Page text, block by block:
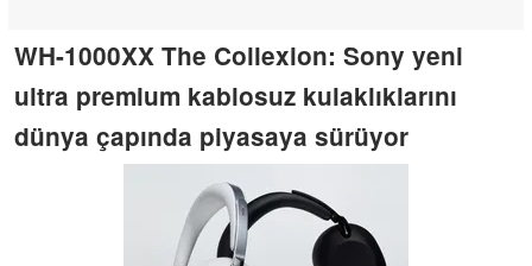
WH-1000XX The Collexion: Sony yeni
ultra premium kablosuz kulaklıklarını
dünya çapında piyasaya sürüyor